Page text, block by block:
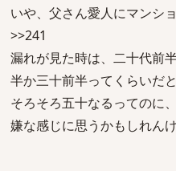
いや、父さん愛人にマンシ
>>241
漏れが見た時は、二十代前
半か三十前半ってくらいだと
そろそろ五十なるってのに
嫌な感じに思うかもしれん